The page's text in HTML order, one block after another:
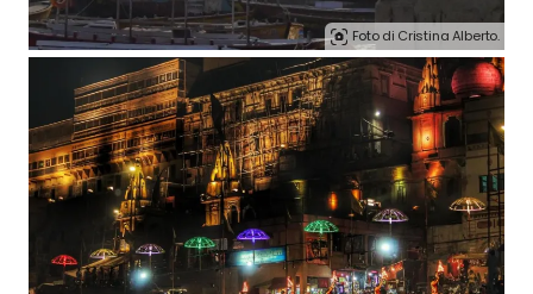
Foto di Cristina Alberto.